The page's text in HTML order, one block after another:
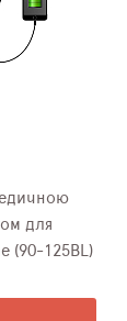
/ SkyName (90-125BL)